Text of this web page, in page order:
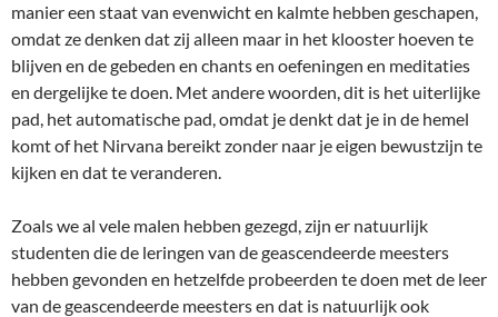
manier een staat van evenwicht en kalmte hebben geschapen,
omdat ze denken dat zij alleen maar in het klooster hoeven te
blijven en de gebeden en chants en oefeningen en meditaties
en dergelijke te doen. Met andere woorden, dit is het uiterlijke
pad, het automatische pad, omdat je denkt dat je in de hemel
komt of het Nirvana bereikt zonder naar je eigen bewustzijn te
kijken en dat te veranderen.
Zoals we al vele malen hebben gezegd, zijn er natuurlijk
studenten die de leringen van de geascendeerde meesters
hebben gevonden en hetzelfde probeerden te doen met de leer
van de geascendeerde meesters en dat is natuurlijk ook